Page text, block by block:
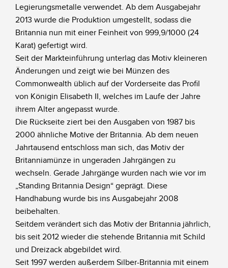
Legierungsmetalle verwendet. Ab dem Ausgabejahr
2013 wurde die Produktion umgestellt, sodass die
Britannia nun mit einer Feinheit von 999,9/1000 (24
Karat) gefertigt wird.
Seit der Markteinführung unterlag das Motiv kleineren
Änderungen und zeigt wie bei Münzen des
Commonwealth üblich auf der Vorderseite das Profil
von Königin Elisabeth II, welches im Laufe der Jahre
ihrem Alter angepasst wurde.
Die Rückseite ziert bei den Ausgaben von 1987 bis
2000 ähnliche Motive der Britannia. Ab dem neuen
Jahrtausend entschloss man sich, das Motiv der
Britanniamünze in ungeraden Jahrgängen zu
wechseln. Gerade Jahrgänge wurden nach wie vor im
„Standing Britannia Design“ geprägt. Diese
Handhabung wurde bis ins Ausgabejahr 2008
beibehalten.
Seitdem verändert sich das Motiv der Britannia jährlich,
bis seit 2012 wieder die stehende Britannia mit Schild
und Dreizack abgebildet wird.
Seit 1997 werden außerdem Silber-Britannia mit einem